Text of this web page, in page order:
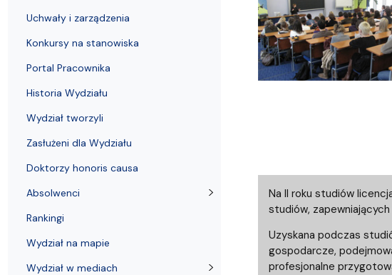
Na II roku studiów
studiów, zapewniających
Uzyskana podczas
gospodarcze,
profesjonalne
Uchwały i zarządzenia
Konkursy na stanowiska
Portal Pracownika
Historia Wydziału
Wydział tworzyli
Zasłużeni dla Wydziału
Doktorzy honoris causa
Absolwenci
Rankingi
Wydział na mapie
Wydział w mediach